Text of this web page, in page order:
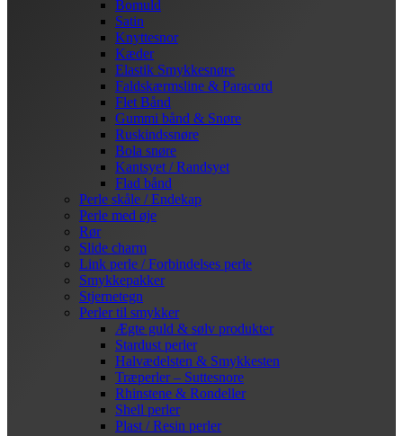
Bomuld
Satin
Knyttesnor
Kæder
Elastik Smykkesnøre
Faldskærmsline & Paracord
Flet Bånd
Gummi bånd & Snøre
Ruskindssnøre
Bola snøre
Kantsyet / Randsyet
Flad bånd
Perle skåle / Endekap
Perle med øje
Rør
Slide charm
Link perle / Forbindelses perle
Smykkepakker
Stjernetegn
Perler til smykker
Ægte guld & sølv produkter
Stardust perler
Halvædelsten & Smykkesten
Træperler – Suttesnore
Rhinstene & Rondeller
Shell perler
Plast / Resin perler